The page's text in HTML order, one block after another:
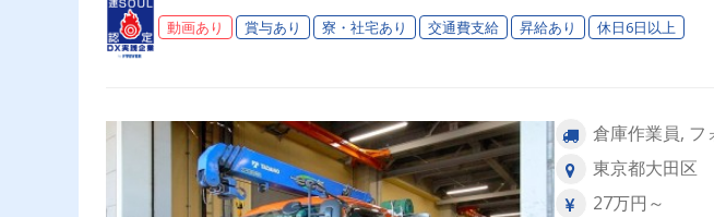
動画あり 賞与あり 寮・社宅あり 交通費支給 昇給あり 休日6日以上
倉庫作業員, フ
東京都大田区
27万円～